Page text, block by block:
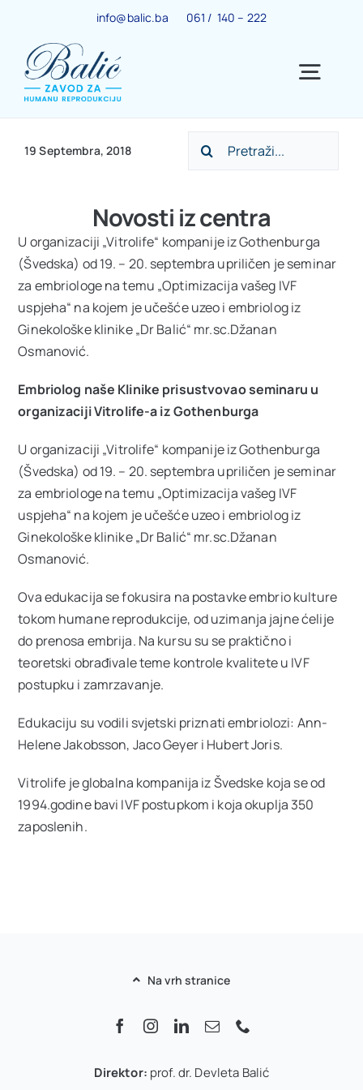
content
info@balic.ba 061 / 140 – 222
Ginekološki centar
Trudnoća
IVF centar
Centar za menopauzu
Ostale usluge
Cjenovnik
VIP Club NOVO
O nama
Kontakt
19 Septembra, 2018
Search
Novosti iz centra
U organizaciji „Vitrolife“ kompanije iz Gothenburga
(Švedska) od 19. – 20. septembra upriličen je seminar
za embriologe na temu „Optimizacija vašeg IVF
uspjeha“ na kojem je učešće uzeo i embriolog iz
Ginekološke klinike „Dr Balić“ mr.sc.Džanan
Osmanović.
Embriolog naše Klinike prisustvovao seminaru u
organizaciji Vitrolife-a iz Gothenburga
U organizaciji „Vitrolife“ kompanije iz Gothenburga
(Švedska) od 19. – 20. septembra upriličen je seminar
za embriologe na temu „Optimizacija vašeg IVF
uspjeha“ na kojem je učešće uzeo i embriolog iz
Ginekološke klinike „Dr Balić“ mr.sc.Džanan
Osmanović.
Ova edukacija se fokusira na postavke embrio kulture
tokom humane reprodukcije, od uzimanja jajne ćelije
do prenosa embrija. Na kursu su se praktično i
teoretski obrađivale teme kontrole kvalitete u IVF
postupku i zamrzavanje.
Edukaciju su vodili svjetski priznati embriolozi: Ann-
Helene Jakobsson, Jaco Geyer i Hubert Joris.
Vitrolife je globalna kompanija iz Švedske koja se od
1994.godine bavi IVF postupkom i koja okuplja 350
zaposlenih.
Na vrh stranice
Direktor: prof. dr. Devleta Balić